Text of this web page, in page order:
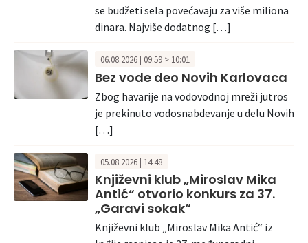
se budžeti sela povećavaju za više miliona
dinara. Najviše dodatnog […]
06.08.2026 | 09:59 > 10:01
Bez vode deo Novih Karlovaca
Zbog havarije na vodovodnoj mreži jutros
je prekinuto vodosnabdevanje u delu Novih
[…]
05.08.2026 | 14:48
Književni klub „Miroslav Mika
Antić“ otvorio konkurs za 37.
„Garavi sokak“
Književni klub „Miroslav Mika Antić“ iz